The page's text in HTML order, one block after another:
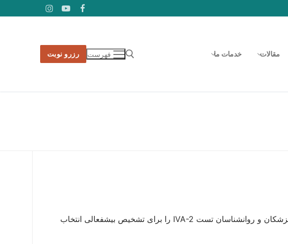
خدمات ما مقالات فهرست رزرو نوبت
بهترین روش تشخیص بیش فعالی توسط IVA چرا اکثر روانپزشکان و روانشناسان تست IVA-2 را برای تشخیص بیشفعالی انتخاب